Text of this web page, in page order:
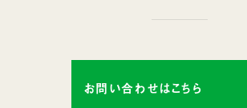
お問い合わせはこちら